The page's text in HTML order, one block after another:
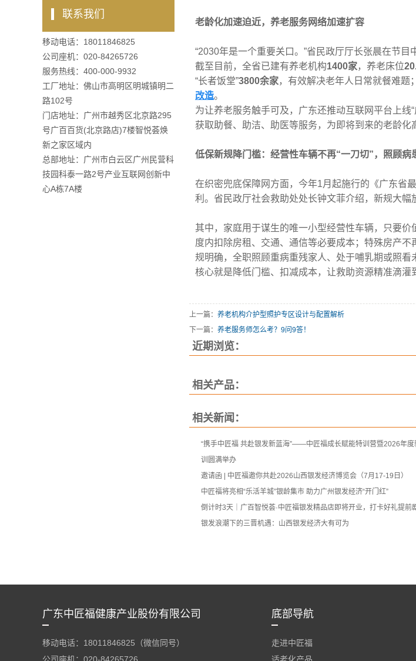
联系我们
移动电话：18011846825
公司座机：020-84265726
服务热线：400-000-9932
工厂地址：佛山市高明区明城镇明二
路102号
门店地址：广州市越秀区北京路295
号广百百货(北京路店)7楼智悦荟焕
新之家区域内
总部地址：广州市白云区广州民营科
技园科泰一路2号产业互联网创新中
心A栋7A楼
老龄化加速迫近，养老服务网络加速扩容
“2030年是一个重要关口。”省民政厅厅长张晨在节
截至目前，全省已建有养老机构1400家，养老床位
“长者饭堂”3800余家，有效解决老年人日常就餐难题
改造。
为让养老服务触手可及，广东还推动互联网平台上
获取助餐、助洁、助医等服务，为即将到来的老龄化
低保新规降门槛：经营性车辆不再“一刀切”，照顾病
在织密兜底保障网方面，今年1月起施行的《广东省
利。省民政厅社会救助处处长钟文菲介绍，新规大幅
其中，家庭用于谋生的唯一小型经营性车辆，只要价
度内扣除房租、交通、通信等必要成本；特殊房产
规明确，全职照顾重病重残家人、处于哺乳期或照看
核心就是降低门槛、扣减成本，让救助资源精准滴灌
上一篇： 养老机构介护型照护专区设计与配置解析
下一篇： 养老服务师怎么考？9问9答！
近期浏览：
相关产品：
相关新闻：
“携手中匠福 共赴银发新蓝海”——中匠福成长赋能特训营暨2026年度
训圆满举办
邀请函 | 中匠福邀你共赴2026山西银发经济博览会（7月17-19日）
中匠福将亮相“乐活羊城”银龄集市 助力广州银发经济“开门红”
倒计时3天｜广百智悦荟·中匠福银发精品店即将开业，打卡好礼提前
银发浪潮下的三晋机遇：山西银发经济大有可为
广东中匠福健康产业股份有限公司
移动电话： 18011846825 （微信同号）
底部导航
走进中匠福